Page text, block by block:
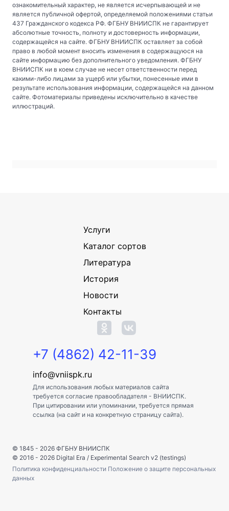
ознакомительный характер, не является исчерпывающей и не
является публичной офертой, определяемой положениями статьи
437 Гражданского кодекса РФ. ФГБНУ ВНИИСПК не гарантирует
абсолютные точность, полноту и достоверность информации,
содержащейся на сайте. ФГБНУ ВНИИСПК оставляет за собой
право в любой момент вносить изменения в содержащуюся на
сайте информацию без дополнительного уведомления. ФГБНУ
ВНИИСПК ни в коем случае не несет ответственности перед
какими-либо лицами за ущерб или убытки, понесенные ими в
результате использования информации, содержащейся на данном
сайте. Фотоматериалы приведены исключительно в качестве
иллюстраций.
Услуги
Каталог сортов
Литература
История
Новости
Контакты
+7 (4862) 42-11-39
info@vniispk.ru
Для использования любых материалов сайта
требуется согласие правообладателя - ВНИИСПК.
При цитировании или упоминании, требуется прямая
ссылка (на сайт и на конкретную страницу сайта).
© 1845 - 2026 ФГБНУ ВНИИСПК
© 2016 - 2026 Digital Era / Experimental Search v2 (testings)
Политика конфиденциальности Положение о защите персональных
данных